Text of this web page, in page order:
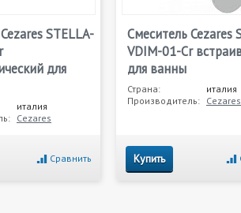
STELLA-
для
италия
Cezares
Сравнить
Смеситель Cezares
VDIM-01-Cr
для ванны
Страна:
италия
Производитель: Cezares
Купить